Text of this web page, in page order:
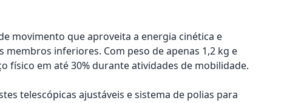
movimento que aproveita a energia cinética e
inferiores. Com peso de apenas 1,2 kg e
em até 30% durante atividades de mobilidade.
telescópicas ajustáveis e sistema de polias para